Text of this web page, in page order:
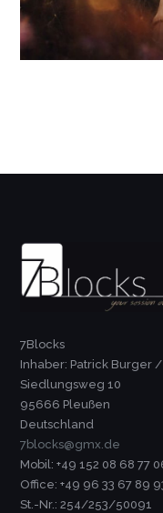
7Blocks
Inhaber: Patrick Burger
Siedlungsweg 10
95666 Pleußen
Deutschland
7blocks@gmx.de
Mobil: +49 152 08 68 77
Office: +49 96 33 67 89
St.-Nr.: 254/253/50091